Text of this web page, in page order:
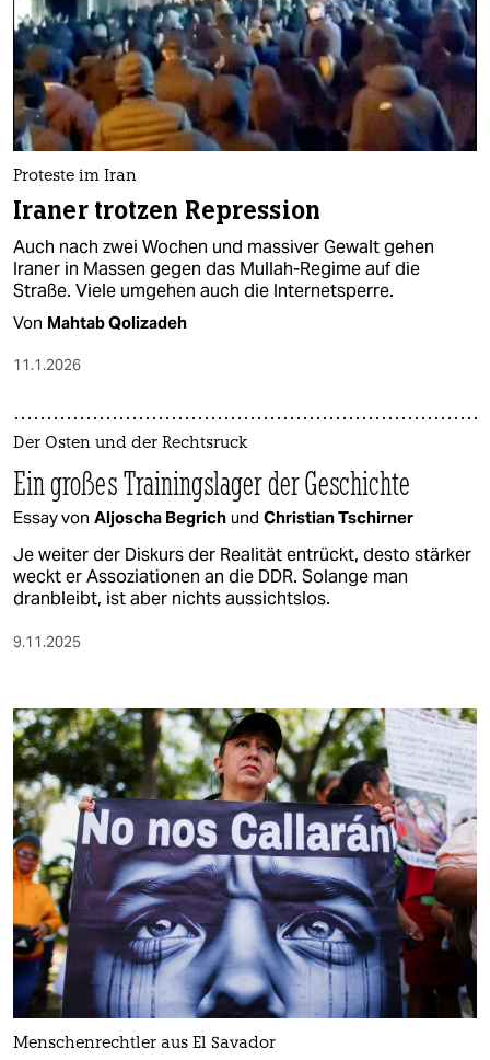
Proteste im Iran
Iraner trotzen Repression
Auch nach zwei Wochen und massiver Gewalt gehen
Iraner in Massen gegen das Mullah-Regime auf die
Straße. Viele umgehen auch die Internetsperre.
Von Mahtab Qolizadeh
11.1.2026
Der Osten und der Rechtsruck
Ein großes Trainingslager der Geschichte
Essay von Aljoscha Begrich und Christian Tschirner
Je weiter der Diskurs der Realität entrückt, desto stärker
weckt er Assoziationen an die DDR. Solange man
dranbleibt, ist aber nichts aussichtslos.
9.11.2025
Menschenrechtler aus El Savador